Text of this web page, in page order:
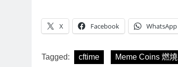
X Facebook WhatsApp
Tagged: cftime Meme Coins 燃燒